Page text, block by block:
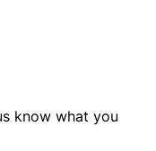
know what you